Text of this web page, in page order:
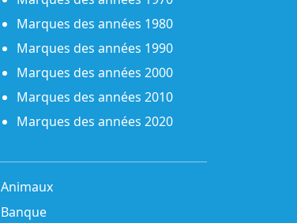
Marques des années 1980
Marques des années 1990
Marques des années 2000
Marques des années 2010
Marques des années 2020
Animaux
Banque